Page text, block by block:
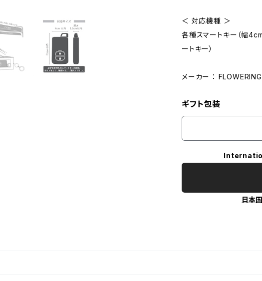
＜ 対応機種 ＞
各種スマートキー（幅
ートキー）
メーカー ： FLOWERING
ギフト包装
日本